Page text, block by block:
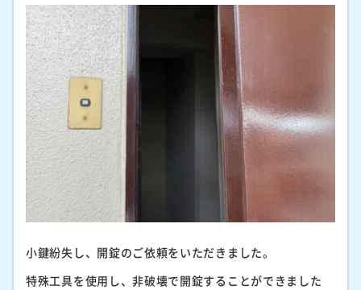
小鍵紛失し、開錠のご依頼をいただきました。
特殊工具を使用し、非破壊で開錠することができました